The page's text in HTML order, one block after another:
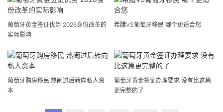
葡萄牙黄金签证优势 2026身份改革的
实际影响
希腊VS葡萄牙移民 哪个更适合您
葡萄牙购房移民 热闹过后转向私人资
本
葡萄牙黄金签证办理要求 没有比这篇
更完整的了